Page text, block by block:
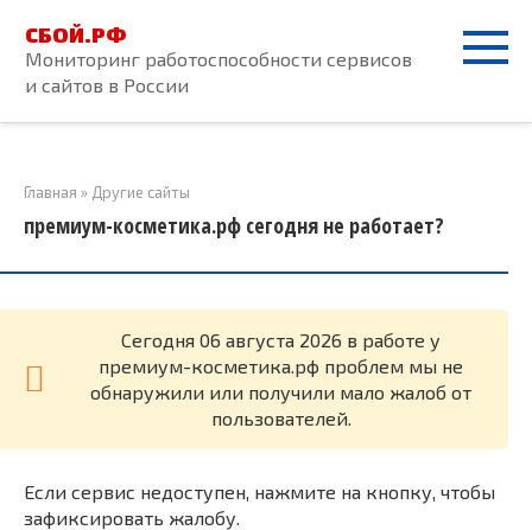
контенту
СБОЙ.РФ
Мониторинг работоспособности сервисов
и сайтов в России
Главная » Другие сайты
премиум-косметика.рф сегодня не работает?
Cегодня 06 августа 2026 в работе у
премиум-косметика.рф проблем мы не
обнаружили или получили мало жалоб от
пользователей.
Если сервис недоступен, нажмите на кнопку, чтобы
зафиксировать жалобу.